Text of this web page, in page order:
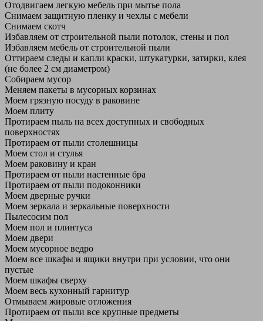
Отодвигаем легкую мебель при мытье пола
Снимаем защитную пленку и чехлы с мебели
Снимаем скотч
Избавляем от строительной пыли потолок, стены и пол
Избавляем мебель от строительной пыли
Оттираем следы и капли краски, штукатурки, затирки, клея
(не более 2 см диаметром)
Собираем мусор
Меняем пакеты в мусорных корзинах
Моем грязную посуду в раковине
Моем плиту
Протираем пыль на всех доступных и свободных
поверхностях
Протираем от пыли столешницы
Моем стол и стулья
Моем раковину и кран
Протираем от пыли настенные бра
Протираем от пыли подоконники
Моем дверные ручки
Моем зеркала и зеркальные поверхности
Пылесосим пол
Моем пол и плинтуса
Моем двери
Моем мусорное ведро
Моем все шкафы и ящики внутри при условии, что они
пустые
Моем шкафы сверху
Моем весь кухонный гарнитур
Отмываем жировые отложения
Протираем от пыли все крупные предметы